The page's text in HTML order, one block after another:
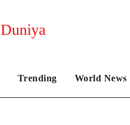
Trending World News